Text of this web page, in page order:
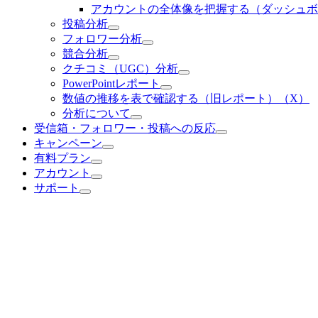
アカウントの全体像を把握する（ダッシュ
投稿分析
フォロワー分析
競合分析
クチコミ（UGC）分析
PowerPointレポート
数値の推移を表で確認する（旧レポート）（X）
分析について
受信箱・フォロワー・投稿への反応
キャンペーン
有料プラン
アカウント
サポート